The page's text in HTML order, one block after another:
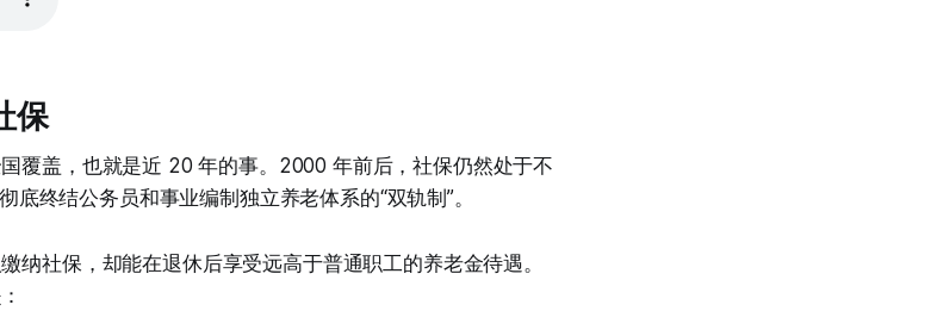
保
覆盖，也就是近 20 年的事。2000 年前后，社保仍然处于不
终结公务员和事业编制独立养老体系的“双轨制”。
纳社保，却能在退休后享受远高于普通职工的养老金待遇。